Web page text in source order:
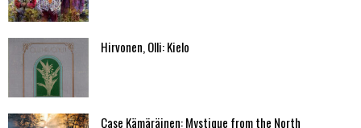
Hirvonen, Olli: Kielo
Case Kämäräinen: Mystique from the North